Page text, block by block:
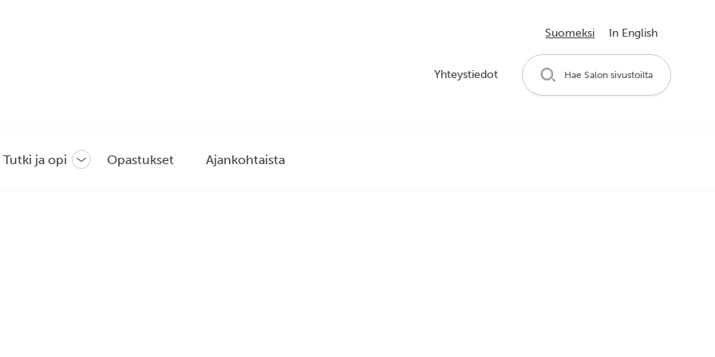
Suomeksi In English
Yhteystiedot Hae Salon sivustoilta
Tutki ja opi Avaa
Opastukset Ajankohtaista